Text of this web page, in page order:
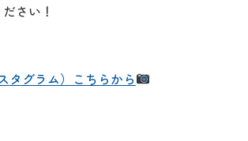
さい！
タグラム）こちらから